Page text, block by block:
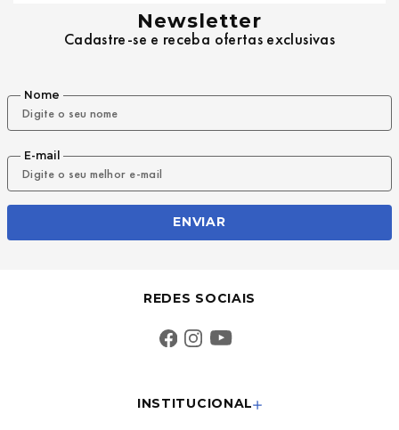
Newsletter
Cadastre-se e receba ofertas exclusivas
Nome
E-mail
ENVIAR
REDES SOCIAIS
INSTITUCIONAL